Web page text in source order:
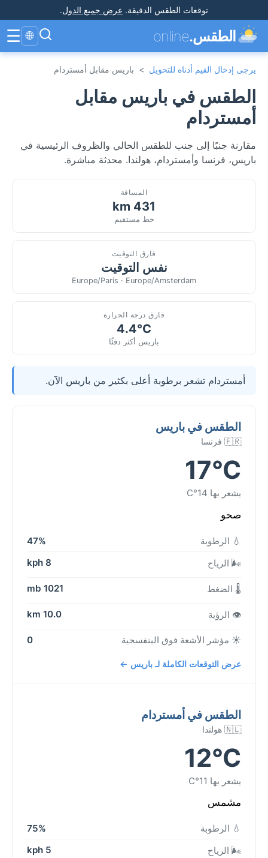
توقعات الطقس الدقيقة. عرض جميع الدول.
الطقس.online
🌐
☰
يرجى إدخال القيم أدناه للتحويل > باريس مقابل أمستردام
الطقس في باريس مقابل
أمستردام
مقارنة جنبًا إلى جنب للطقس الحالي والظروف الرئيسية في
باريس، فرنسا وأمستردام، هولندا. محدثة مباشرة.
المسافة
431 km
خط مستقيم
فارق التوقيت
نفس التوقيت
Europe/Paris · Europe/Amsterdam
فارق درجة الحرارة
4.4°C
باريس أكثر دفئًا
أمستردام تشعر برطوبة أعلى بكثير من باريس الآن.
الطقس في باريس
🇫🇷 فرنسا
17°C
يشعر بها 14°C
صحو
💧 الرطوبة
47%
🌬️ الرياح
8 kph
🌡️ الضغط 1021 mb
👁️ الرؤية 10.0 km
☀️ مؤشر الأشعة فوق البنفسجية 0
عرض التوقعات الكاملة لـ باريس ←
الطقس في أمستردام
🇳🇱 هولندا
12°C
يشعر بها 11°C
مشمس
💧 الرطوبة
75%
🌬️ الرياح
5 kph